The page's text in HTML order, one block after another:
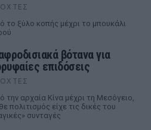
το ξύλο κοπής μέχρι το μπουκάλι
βότανα για
επιδόσεις
την αρχαία Κίνα μέχρι τη Μεσόγειο,
πολιτισμός είχε τις δικές του
συνταγές